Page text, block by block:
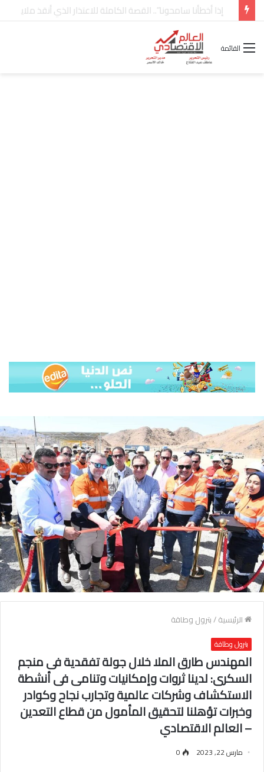
شركة “Scope Developments” تعلن تولي أحمد كمال عيسى منصب الرئيس التنفيذي للقطاع التجاري
القائمة
الرئيسية/بترول وطاقة
بترول وطاقة
المهندس طارق الملا خلال جولة تفقدية فى منجم
السكرى: لدينا ثروات وإمكانيات وتنامى فى أنشطة
الاستكشاف وشركات عالمية وتجارب نجاح وكوادر
وخبرات تؤهلنا لتحقيق المأمول من قطاع التعدين
– العالم الاقتصادي
مارس 22, 2023 0